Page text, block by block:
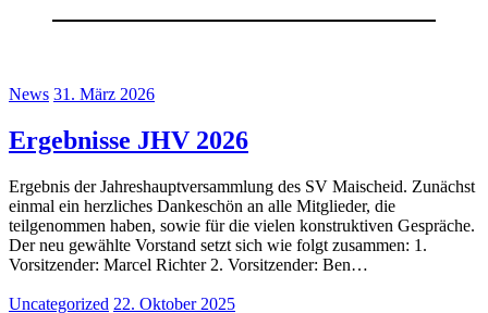
News 31. März 2026
Ergebnisse JHV 2026
Ergebnis der Jahreshauptversammlung des SV Maischeid. Zunächst
einmal ein herzliches Dankeschön an alle Mitglieder, die
teilgenommen haben, sowie für die vielen konstruktiven Gespräche.
Der neu gewählte Vorstand setzt sich wie folgt zusammen: 1.
Vorsitzender: Marcel Richter 2. Vorsitzender: Ben…
Uncategorized 22. Oktober 2025